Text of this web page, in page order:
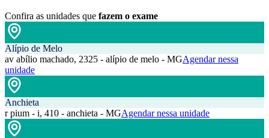
Confira as unidades que fazem o exame
Alípio de Melo
av abílio machado, 2325 - alípio de melo - MGAgendar nessa
unidade
Anchieta
r pium - i, 410 - anchieta - MGAgendar nessa unidade